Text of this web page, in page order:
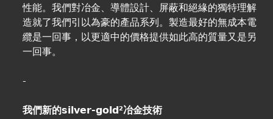
性能。我們對冶金、導體設計、屏蔽和絕緣的獨特理解
造就了我們引以為豪的產品系列。製造最好的無成本電
纜是一回事，以更適中的價格提供如此高的質量又是另
一回事。
-
我們新的silver-gold²冶金技術